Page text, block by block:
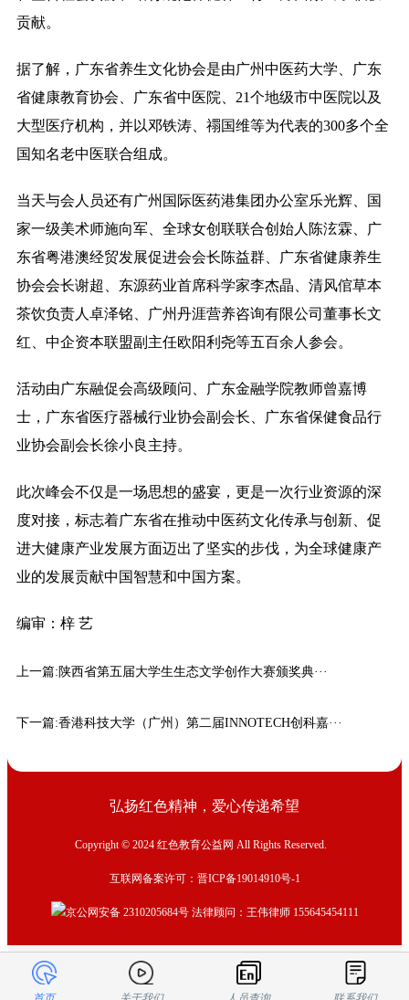
贡献。
据了解，广东省养生文化协会是由广州中医药大学、广东
省健康教育协会、广东省中医院、21个地级市中医院以及
大型医疗机构，并以邓铁涛、禤国维等为代表的300多个全
国知名老中医联合组成。
当天与会人员还有广州国际医药港集团办公室乐光辉、国
家一级美术师施向军、全球女创联联合创始人陈泫霖、广
东省粤港澳经贸发展促进会会长陈益群、广东省健康养生
协会会长谢超、东源药业首席科学家李杰晶、清风倌草本
茶饮负责人卓泽铭、广州丹涯营养咨询有限公司董事长文
红、中企资本联盟副主任欧阳利尧等五百余人参会。
活动由广东融促会高级顾问、广东金融学院教师曾嘉博
士，广东省医疗器械行业协会副会长、广东省保健食品行
业协会副会长徐小良主持。
此次峰会不仅是一场思想的盛宴，更是一次行业资源的深
度对接，标志着广东省在推动中医药文化传承与创新、促
进大健康产业发展方面迈出了坚实的步伐，为全球健康产
业的发展贡献中国智慧和中国方案。
编审：梓 艺
上一篇: 陕西省第五届大学生生态文学创作大赛颁奖典···
下一篇:香港科技大学（广州）第二届INNOTECH创科嘉···
弘扬红色精神，爱心传递希望
Copyright © 2024 红色教育公益网 All Rights Reserved.
互联网备案许可：晋ICP备19014910号-1
京公网安备 2310205684号 法律顾问：王伟律师 155645454111